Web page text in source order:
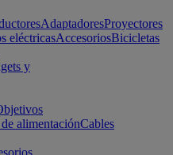
AdaptadoresProyectores
eléctricasAccesoriosBicicletas
y
alimentaciónCables